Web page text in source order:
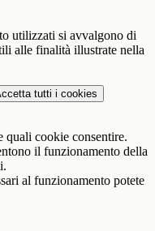
utilizzati si avvalgono di
alle finalità illustrate nella
tutti i cookies
quali cookie consentire.
il funzionamento della
al funzionamento potete